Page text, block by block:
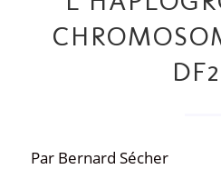
Par Bernard Sécher